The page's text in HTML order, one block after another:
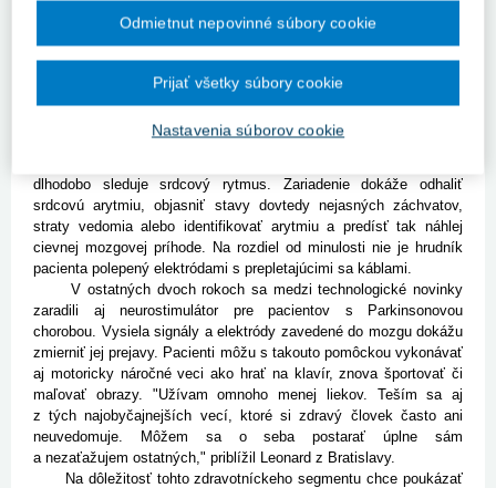
diabetologickej spoločnosti Emil Martinka. Pumpa ako prvá na
svete poskytuje nepretržitú ochranu pred hypoglykémiou a pomáha
zlepšovať prognózu pacienta z pohľadu komplikácií cukrovky.
"Medicína tak zaznamenáva ďalší pokrok, vďaka ktorému sme
Slovenskí pacienti majú k dispozícii aj miniatúrne EKG, ktoré
dokáže predvídať mozgovú príhodu u pacientov s ochoreniami
dlhodobo sleduje srdcový rytmus. Zariadenie dokáže odhaliť
srdcovú arytmiu, objasniť stavy dovtedy nejasných záchvatov,
straty vedomia alebo identifikovať arytmiu a predísť tak náhlej
cievnej mozgovej príhode. Na rozdiel od minulosti nie je hrudník
pacienta polepený elektródami s prepletajúcimi sa káblami.
V ostatných dvoch rokoch sa medzi technologické novinky
zaradili aj neurostimulátor pre pacientov s Parkinsonovou
chorobou. Vysiela signály a elektródy zavedené do mozgu dokážu
zmierniť jej prejavy. Pacienti môžu s takouto pomôckou vykonávať
aj motoricky náročné veci ako hrať na klavír, znova športovať či
maľovať obrazy. "Užívam omnoho menej liekov. Teším sa aj
z tých najobyčajnejších vecí, ktoré si zdravý človek často ani
neuvedomuje. Môžem sa o seba postarať úplne sám
a nezaťažujem ostatných," priblížil Leonard z Bratislavy.
Na dôležitosť tohto zdravotníckeho segmentu chce poukázať
Nastavenia súborov cookie
Odmietnut nepovinné súbory cookie
Prijať všetky súbory cookie